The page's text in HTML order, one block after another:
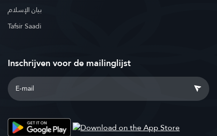
بيان الإسلام
Tafsir Saadi
Inschrijven voor de mailinglijst